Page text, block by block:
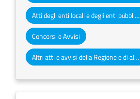
Atti degli enti locali e degli enti pubblici e privati
Concorsi e Avvisi
Altri atti e avvisi della Regione e di altri enti pubblici che interessano la collettività regionale